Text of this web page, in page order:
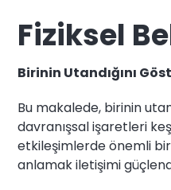
Fiziksel
Birinin Utandığını
Bu makalede, birinin
davranışsal işaretleri
etkileşimlerde önemli
anlamak iletişimi